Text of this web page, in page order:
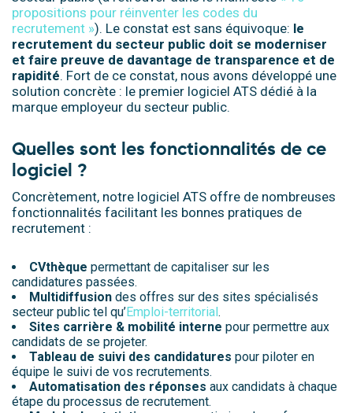
propositions pour réinventer les codes du
recrutement »). Le constat est sans équivoque: le
recrutement du secteur public doit se moderniser
et faire preuve de davantage de transparence et de
rapidité. Fort de ce constat, nous avons développé une
solution concrète : le premier logiciel ATS dédié à la
marque employeur du secteur public.
Quelles sont les fonctionnalités de ce
logiciel ?
Concrètement, notre logiciel ATS offre de nombreuses
fonctionnalités facilitant les bonnes pratiques de
recrutement :
CVthèque permettant de capitaliser sur les
candidatures passées.
Multidiffusion des offres sur des sites spécialisés
secteur public tel qu’Emploi-territorial.
Sites carrière & mobilité interne pour permettre aux
candidats de se projeter.
Tableau de suivi des candidatures pour piloter en
équipe le suivi de vos recrutements.
Automatisation des réponses aux candidats à chaque
étape du processus de recrutement.